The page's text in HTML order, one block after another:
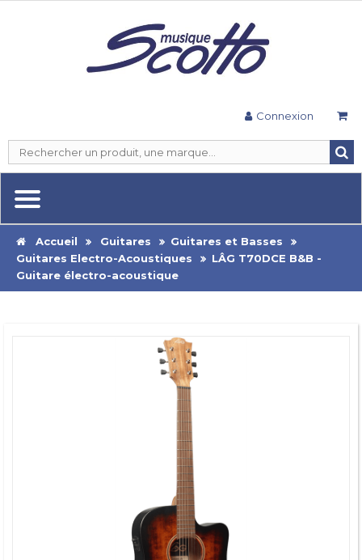
Connexion
Accueil Guitares
Guitares et Basses
Guitares Electro-Acoustiques
LÂG T70DCE B&B -
Guitare électro-acoustique